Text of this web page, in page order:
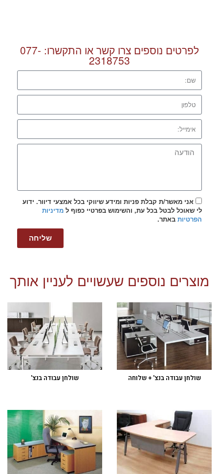
לפרטים נוספים צרו קשר או התקשרו: 077-
2318753
אני מאשר/ת קבלת פניות ומידע שיווקי בכל אמצעי דיוור. ידוע
לי שאוכל לבטל בכל עת, והשימוש בפרטיי כפוף ל מדיניות
הפרטיות באתר.
שליחה
מוצרים נוספים שעשויים לעניין אותך
שולחן עבודה בנצ' + שלוחה שולחן עבודה בנצ'